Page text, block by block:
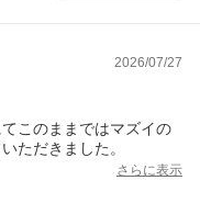
2026/07/27
このままではマズイの
ただきました。
さらに表示